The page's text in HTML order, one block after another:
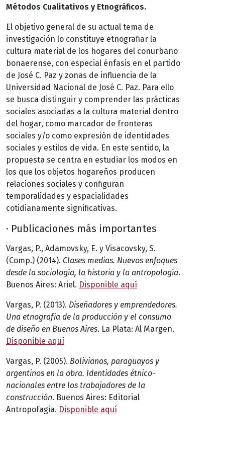
Métodos Cualitativos y Etnográficos.
El objetivo general de su actual tema de
investigación lo constituye etnografiar la
cultura material de los hogares del conurbano
bonaerense, con especial énfasis en el partido
de José C. Paz y zonas de influencia de la
Universidad Nacional de José C. Paz. Para ello
se busca distinguir y comprender las prácticas
sociales asociadas a la cultura material dentro
del hogar, como marcador de fronteras
sociales y/o como expresión de identidades
sociales y estilos de vida. En este sentido, la
propuesta se centra en estudiar los modos en
los que los objetos hogareños producen
relaciones sociales y configuran
temporalidades y espacialidades
cotidianamente significativas.
· Publicaciones más importantes
Vargas, P., Adamovsky, E. y Visacovsky, S.
(Comp.) (2014). Clases medias. Nuevos enfoques
desde la sociología, la historia y la antropología.
Buenos Aires: Ariel. Disponible aquí
Vargas, P. (2013). Diseñadores y emprendedores.
Una etnografía de la producción y el consumo
de diseño en Buenos Aires. La Plata: Al Margen.
Disponible aquí
Vargas, P. (2005). Bolivianos, paraguayos y
argentinos en la obra. Identidades étnico-
nacionales entre los trabajadores de la
construcción. Buenos Aires: Editorial
Antropofagia. Disponible aquí